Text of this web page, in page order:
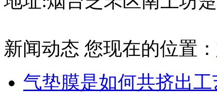
新闻动态 您现在的位置：
气垫膜是如何共挤出工